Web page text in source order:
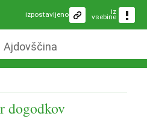
iz
vsebine
izpostavljeno
Ajdovščina
dogodkov